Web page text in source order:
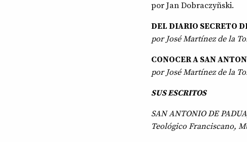
por Jan Dobraczyñski.
DEL DIARIO SECRETO
por José Martínez de la
CONOCER A SAN
por José Martínez de la
SUS ESCRITOS
SAN ANTONIO DE
Teológico Franciscano,